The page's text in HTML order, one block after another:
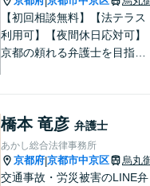
【初回相談無料】【法テラス
利用可】【夜間休日応対可】
京都の頼れる弁護士を目指し
ます。
橋本 竜彦 弁護士
あかし総合法律事務所
京都府|京都市中京区 烏丸
交通事故・労災被害のLINE弁